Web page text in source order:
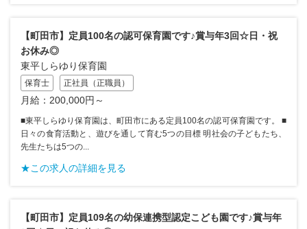
【町田市】定員100名の認可保育園です♪賞与年3回☆日・祝
お休み◎
東平しらゆり保育園
保育士 正社員（正職員）
月給：200,000円～
■東平しらゆり保育園は、町田市にある定員100名の認可保育園です。 ■
日々の食育活動と、遊びを通して育む5つの目標 明社会の子どもたち、
先生たちは5つの...
★この求人の詳細を見る
【町田市】定員109名の幼保連携型認定こども園です♪賞与年